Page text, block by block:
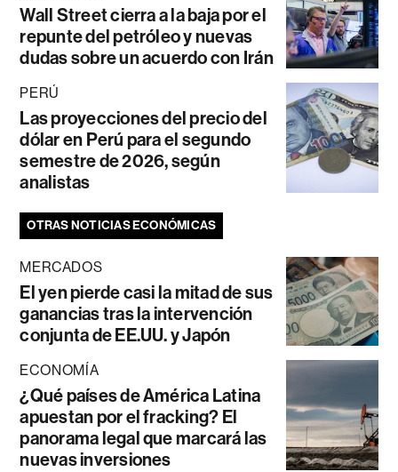
Wall Street cierra a la baja por el
repunte del petróleo y nuevas
dudas sobre un acuerdo con Irán
PERÚ
Las proyecciones del precio del
dólar en Perú para el segundo
semestre de 2026, según
analistas
OTRAS NOTICIAS ECONÓMICAS
MERCADOS
El yen pierde casi la mitad de sus
ganancias tras la intervención
conjunta de EE.UU. y Japón
ECONOMÍA
¿Qué países de América Latina
apuestan por el fracking? El
panorama legal que marcará las
nuevas inversiones